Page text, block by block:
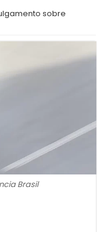
sobre
Brasil